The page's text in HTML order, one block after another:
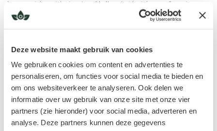
Deze website maakt gebruik van cookies
We gebruiken cookies om content en advertenties te
personaliseren, om functies voor social media te bieden en
om ons websiteverkeer te analyseren. Ook delen we
informatie over uw gebruik van onze site met onze vier
partners (zie hieronder) voor social media, adverteren en
analyse. Deze partners kunnen deze gegevens
komen. Dit kan zich uiten in prikkelbaarheid, piekeren of moeite met
ontspannen en slapen.
lichaam en geest
De energie van de volle maan werkt door op zowel lichamelijk als
emotioneel niveau. Je kunt je gevoeliger voelen dan normaal,
sneller reageren op prikkels en minder goed geaard zijn.
Tegelijkertijd biedt deze krachtige energie ook kansen. De volle
maan staat symbool voor afronding, loslaten en bewustwording. Wat
Lees meer
Ingrediënten